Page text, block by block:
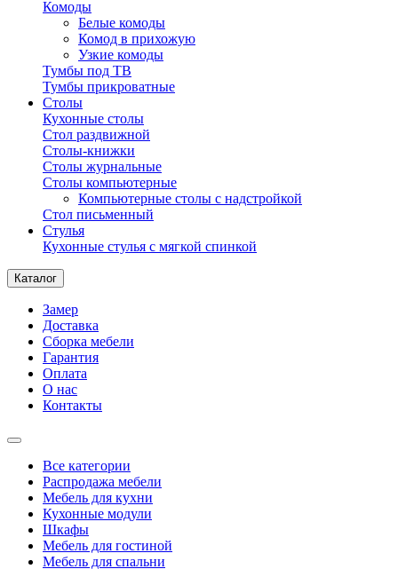
Комоды
Белые комоды
Комод в прихожую
Узкие комоды
Тумбы под ТВ
Тумбы прикроватные
Столы
Кухонные столы
Стол раздвижной
Столы-книжки
Столы журнальные
Столы компьютерные
Компьютерные столы с надстройкой
Стол письменный
Стулья
Кухонные стулья с мягкой спинкой
Каталог
Замер
Доставка
Сборка мебели
Гарантия
Оплата
О нас
Контакты
Все категории
Распродажа мебели
Мебель для кухни
Кухонные модули
Шкафы
Мебель для гостиной
Мебель для спальни